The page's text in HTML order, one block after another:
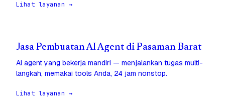
Lihat layanan →
Jasa Pembuatan AI Agent di Pasaman Barat
AI agent yang bekerja mandiri — menjalankan tugas multi-
langkah, memakai tools Anda, 24 jam nonstop.
Lihat layanan →